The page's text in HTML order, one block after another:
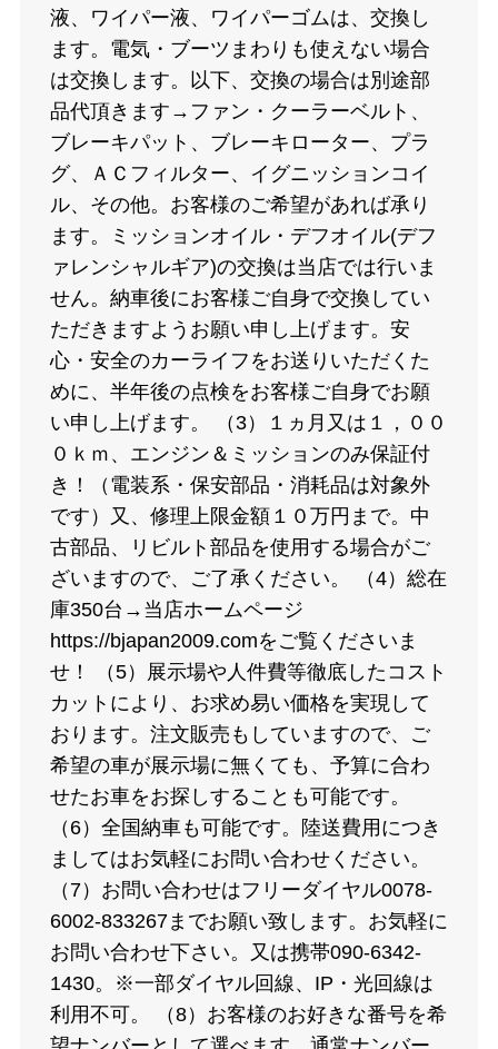
液、ワイパー液、ワイパーゴムは、交換し
ます。電気・ブーツまわりも使えない場合
は交換します。以下、交換の場合は別途部
品代頂きます→ファン・クーラーベルト、
ブレーキパット、ブレーキローター、プラ
グ、ＡＣフィルター、イグニッションコイ
ル、その他。お客様のご希望があれば承り
ます。ミッションオイル・デフオイル(デフ
ァレンシャルギア)の交換は当店では行いま
せん。納車後にお客様ご自身で交換してい
ただきますようお願い申し上げます。安
心・安全のカーライフをお送りいただくた
めに、半年後の点検をお客様ご自身でお願
い申し上げます。 （3）１ヵ月又は１，００
０ｋｍ、エンジン＆ミッションのみ保証付
き！（電装系・保安部品・消耗品は対象外
です）又、修理上限金額１０万円まで。中
古部品、リビルト部品を使用する場合がご
ざいますので、ご了承ください。 （4）総在
庫350台→当店ホームページ
https://bjapan2009.comをご覧くださいま
せ！ （5）展示場や人件費等徹底したコスト
カットにより、お求め易い価格を実現して
おります。注文販売もしていますので、ご
希望の車が展示場に無くても、予算に合わ
せたお車をお探しすることも可能です。
（6）全国納車も可能です。陸送費用につき
ましてはお気軽にお問い合わせください。
（7）お問い合わせはフリーダイヤル0078-
6002-833267までお願い致します。お気軽に
お問い合わせ下さい。又は携帯090-6342-
1430。※一部ダイヤル回線、IP・光回線は
利用不可。 （8）お客様のお好きな番号を希